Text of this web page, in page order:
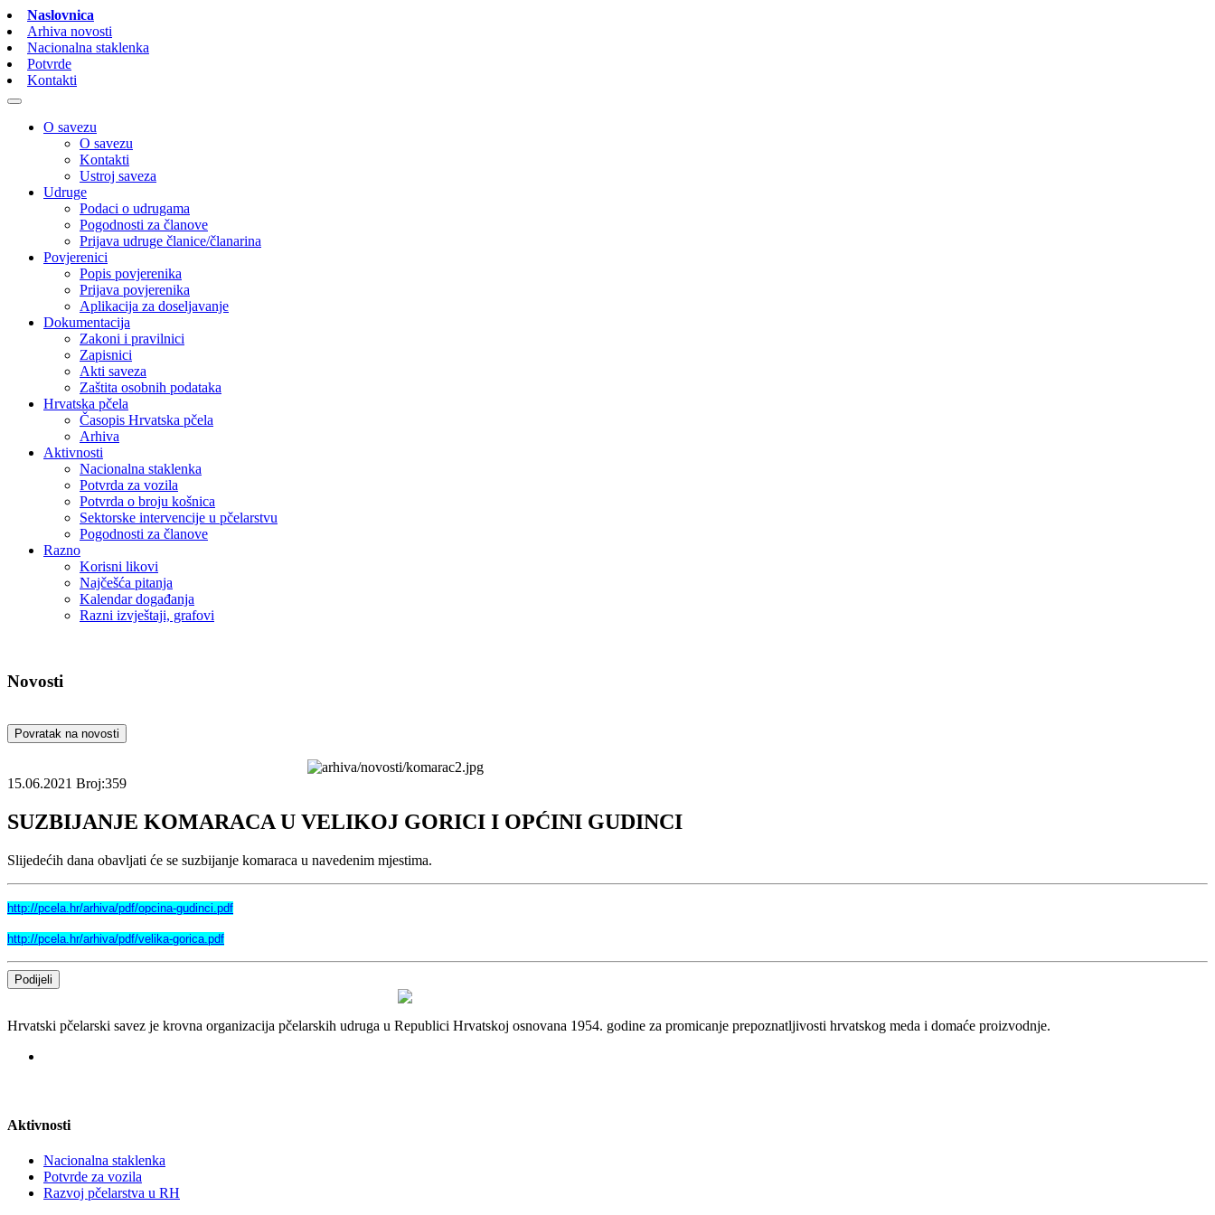
Naslovnica
Arhiva novosti
Nacionalna staklenka
Potvrde
Kontakti
O savezu
O savezu
Kontakti
Ustroj saveza
Udruge
Podaci o udrugama
Pogodnosti za članove
Prijava udruge članice/članarina
Povjerenici
Popis povjerenika
Prijava povjerenika
Aplikacija za doseljavanje
Dokumentacija
Zakoni i pravilnici
Zapisnici
Akti saveza
Zaštita osobnih podataka
Hrvatska pčela
Časopis Hrvatska pčela
Arhiva
Aktivnosti
Nacionalna staklenka
Potvrda za vozila
Potvrda o broju košnica
Sektorske intervencije u pčelarstvu
Pogodnosti za članove
Razno
Korisni likovi
Najčešća pitanja
Kalendar događanja
Razni izvještaji, grafovi
Novosti
Povratak na novosti
15.06.2021 Broj:359
SUZBIJANJE KOMARACA U VELIKOJ GORICI I OPĆINI GUDINCI
Slijedećih dana obavljati će se suzbijanje komaraca u navedenim mjestima.
http://pcela.hr/arhiva/pdf/opcina-gudinci.pdf
http://pcela.hr/arhiva/pdf/velika-gorica.pdf
Podijeli
Hrvatski pčelarski savez je krovna organizacija pčelarskih udruga u Republici Hrvatskoj osnovana 1954. godine za promicanje prepoznatljivosti hrvatskog meda i domaće proizvodnje.
Aktivnosti
Nacionalna staklenka
Potvrde za vozila
Razvoj pčelarstva u RH